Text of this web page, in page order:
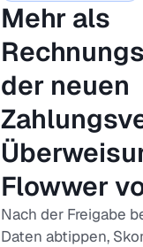
Mehr als
der neuen
Flowwer
Nach der Freigabe
Daten abtippen,